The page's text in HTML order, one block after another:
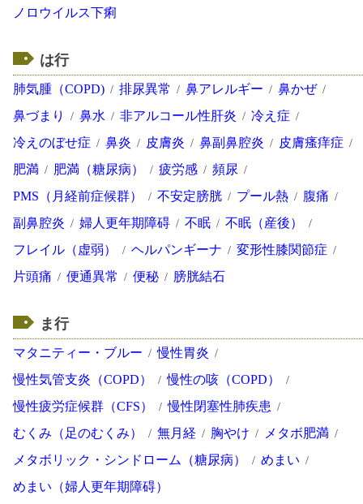
ノロウイルス下痢
は行
肺気腫（COPD) 排尿異常 鼻アレルギー
鼻かぜ
鼻づまり
鼻水 非アルコール性肝炎
冷え症
冷えのぼせ症
鼻炎 皮膚炎 鼻副鼻腔炎
皮膚瘙痒症
肥満
肥満（糖尿病） 疲労感
頻尿
PMS（月経前症候群）
不安定膀胱 プール熱
腹痛
副鼻腔炎
婦人更年期障碍 不眠
不眠（産後）
フレイル（虚弱）
ヘルパンギーナ
変形性膝関節症
片頭痛
便通異常 便秘 膀胱結石
ま行
マタニティー・ブルー
慢性胃炎
慢性気管支炎（COPD）
慢性の咳（COPD）
慢性疲労症候群（CFS）
慢性閉塞性肺疾患
むくみ（足のむくみ）
無月経 胸やけ
メタボ肥満
メタボリック・シンドローム（糖尿病）
めまい
めまい（婦人更年期障碍）